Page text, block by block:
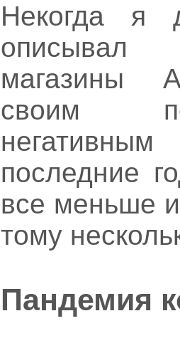
Некогда я
описывал
магазины
своим
последние
все меньше
тому
Пандемия